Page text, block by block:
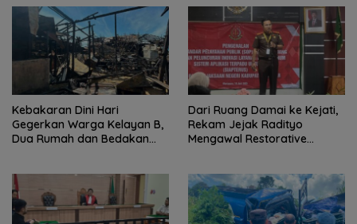
Kebakaran Dini Hari
Gegerkan Warga Kelayan B,
Dua Rumah dan Bedakan
Dari Ruang Damai ke Kejati,
Rekam Jejak Radityo
Mengawal Restorative